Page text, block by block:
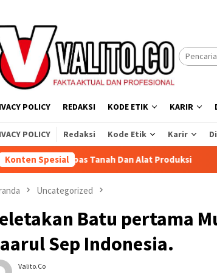
POLICY REDAKSI KODE ETIK KARIR
POLICY Redaksi Kode Etik Karir
Konten Spesial
Produksi MERIAHKAN HUT RI KE-81,
Uncategorized
Batu pertama
Sep Indonesia.
Valito.co